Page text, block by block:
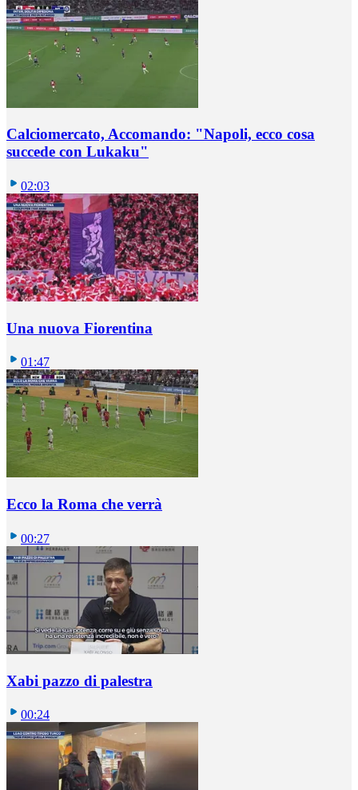
Calciomercato, Accomando: "Napoli, ecco cosa
succede con Lukaku"
02:03
Una nuova Fiorentina
01:47
Ecco la Roma che verrà
00:27
Xabi pazzo di palestra
00:24